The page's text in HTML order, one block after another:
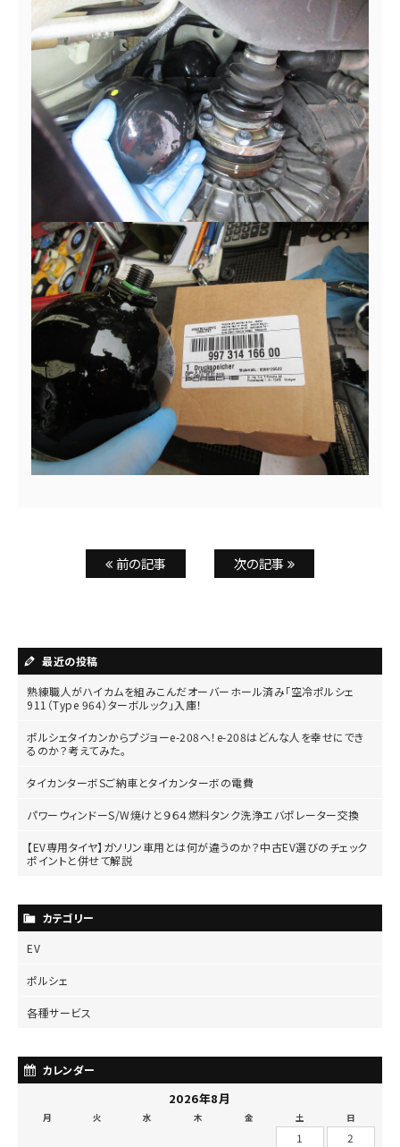
前の記事 次の記事
最近の投稿
熟練職人がハイカムを組みこんだオーバーホール済み「空冷ポルシェ
911（Type 964）ターボルック」入庫！
ポルシェタイカンからプジョーe-208へ！e-208はどんな人を幸せにでき
るのか？考えてみた。
タイカンターボSご納車とタイカンターボの電費
パワーウィンドーS/W焼けと９６４燃料タンク洗浄エバポレーター交換
【EV専用タイヤ】ガソリン車用とは何が違うのか？中古EV選びのチェック
ポイントと併せて解説
カテゴリー
EV
ポルシェ
各種サービス
カレンダー
2026年8月
月 火 水 木 金 土 日
1
2